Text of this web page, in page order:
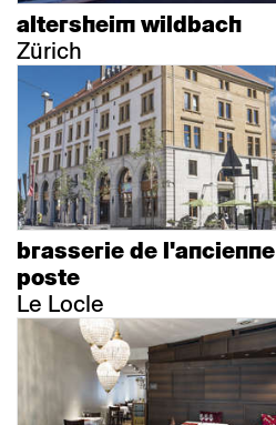
altersheim wildbach
Zürich
brasserie de l'ancienne
poste
Le Locle